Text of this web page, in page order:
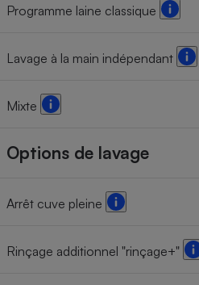
Programme laine classique
Lavage à la main indépendant
Mixte
Options de lavage
Arrêt cuve pleine
Rinçage additionnel "rinçage+"